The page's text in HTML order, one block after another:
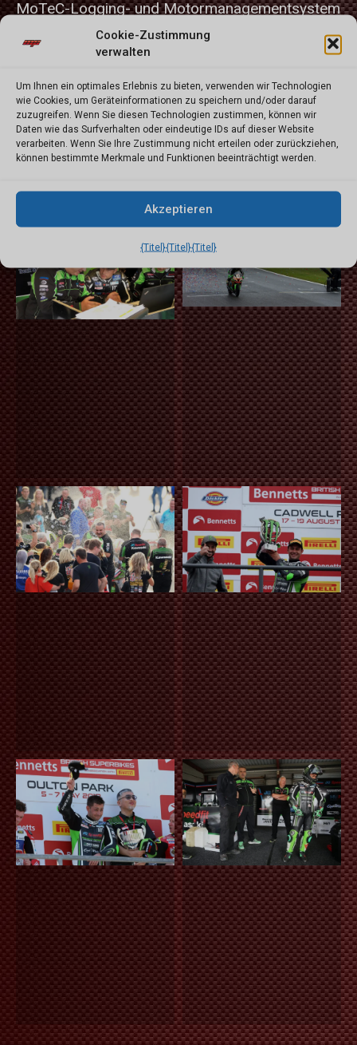
Cookie-Zustimmung
verwalten
Um Ihnen ein optimales Erlebnis zu bieten, verwenden wir Technologien
wie Cookies, um Geräteinformationen zu speichern und/oder darauf
zuzugreifen. Wenn Sie diesen Technologien zustimmen, können wir
Daten wie das Surfverhalten oder eindeutige IDs auf dieser Website
verarbeiten. Wenn Sie Ihre Zustimmung nicht erteilen oder zurückziehen,
können bestimmte Merkmale und Funktionen beeinträchtigt werden.
Akzeptieren
{Titel}{Titel}{Titel}
MoTeC-Logging- und Motormanagementsystem
ausgestattet.
durch die Zusammenarbeit mit den besten
Teams seit Jahren in den vorderen Rängen
gehalten, indem es 2017 den 2. und 3. Platz und
2018 den Sieg in der Meisterschaft errungen
hat, indem es den bekannten Champion Leon
Haslam unterstützt hat.